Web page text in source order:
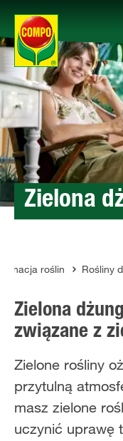
Produkty
Porady
Aktualne tematy
Zielona
roślin Rośliny
Zielona
związane z
Zielone rośliny
przytulną
masz zielone
uczynić uprawę